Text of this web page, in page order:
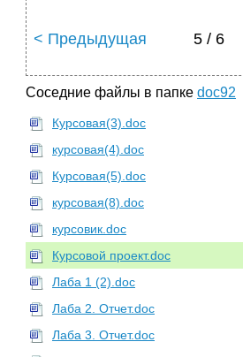
< Предыдущая 5 / 6
Соседние файлы в папке doc92
Курсовая(3).doc
курсовая(4).doc
Курсовая(5).doc
курсовая(8).doc
курсовик.doc
Курсовой проект.doc
Лаба 1 (2).doc
Лаба 2. Отчет.doc
Лаба 3. Отчет.doc